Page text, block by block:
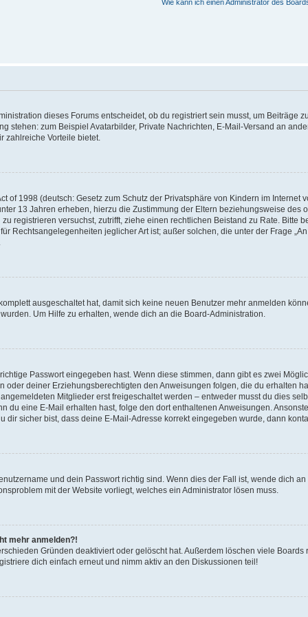
Wie kann ich einen Administrator des
dieses Forums entscheidet, ob du registriert sein musst, um Beiträge
stehen: zum Beispiel Avatarbilder, Private Nachrichten, E-Mail-Versand an
zahlreiche Vorteile bietet.
of 1998 (deutsch: Gesetz zum Schutz der Privatsphäre von Kindern im Internet
13 Jahren erheben, hierzu die Zustimmung der Eltern beziehungsweise des
registrieren versuchst, zutrifft, ziehe einen rechtlichen Beistand zu Rate. Bitte
Rechtsangelegenheiten jeglicher Art ist; außer solchen, die unter der Frage
ausgeschaltet hat, damit sich keine neuen Benutzer mehr anmelden
Um Hilfe zu erhalten, wende dich an die Board-Administration.
Passwort eingegeben hast. Wenn diese stimmen, dann gibt es zwei
oder deiner Erziehungsberechtigten den Anweisungen folgen, die du erhalten
Mitglieder erst freigeschaltet werden – entweder musst du dies
du eine E-Mail erhalten hast, folge den dort enthaltenen Anweisungen.
dir sicher bist, dass deine E-Mail-Adresse korrekt eingegeben wurde, dann
und dein Passwort richtig sind. Wenn dies der Fall ist, wende dich
mit der Website vorliegt, welches ein Administrator lösen muss.
mehr anmelden?!
Gründen deaktiviert oder gelöscht hat. Außerdem löschen viele
dich einfach erneut und nimm aktiv an den Diskussionen teil!